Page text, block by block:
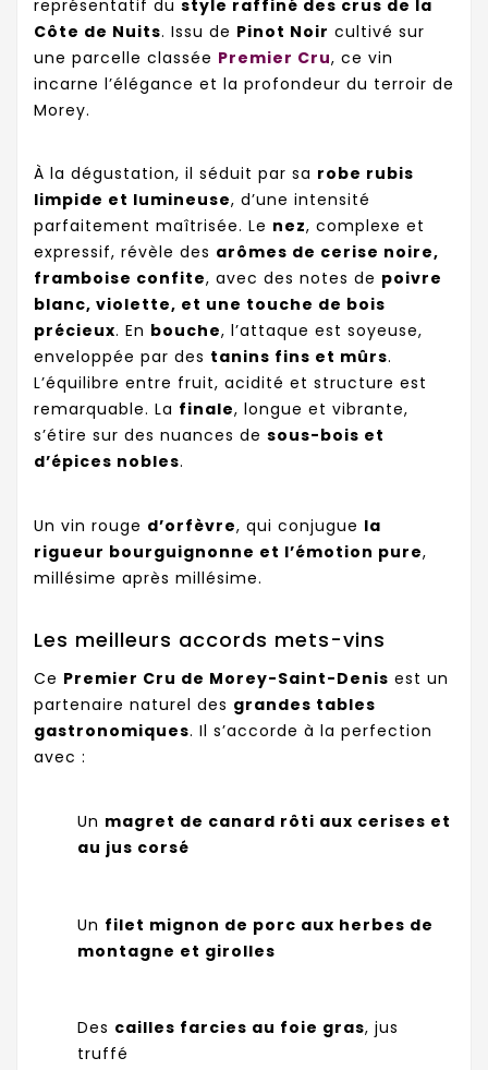
représentatif du style raffiné des crus de la
Côte de Nuits. Issu de Pinot Noir cultivé sur
une parcelle classée Premier Cru, ce vin
incarne l’élégance et la profondeur du terroir de
Morey.
À la dégustation, il séduit par sa robe rubis
limpide et lumineuse, d’une intensité
parfaitement maîtrisée. Le nez, complexe et
expressif, révèle des arômes de cerise noire,
framboise confite, avec des notes de poivre
blanc, violette, et une touche de bois
précieux. En bouche, l’attaque est soyeuse,
enveloppée par des tanins fins et mûrs.
L’équilibre entre fruit, acidité et structure est
remarquable. La finale, longue et vibrante,
s’étire sur des nuances de sous-bois et
d’épices nobles.
Un vin rouge d’orfèvre, qui conjugue la
rigueur bourguignonne et l’émotion pure,
millésime après millésime.
Les meilleurs accords mets-vins
Ce Premier Cru de Morey-Saint-Denis est un
partenaire naturel des grandes tables
gastronomiques. Il s’accorde à la perfection
avec :
Un magret de canard rôti aux cerises et
au jus corsé
Un filet mignon de porc aux herbes de
montagne et girolles
Des cailles farcies au foie gras, jus
truffé